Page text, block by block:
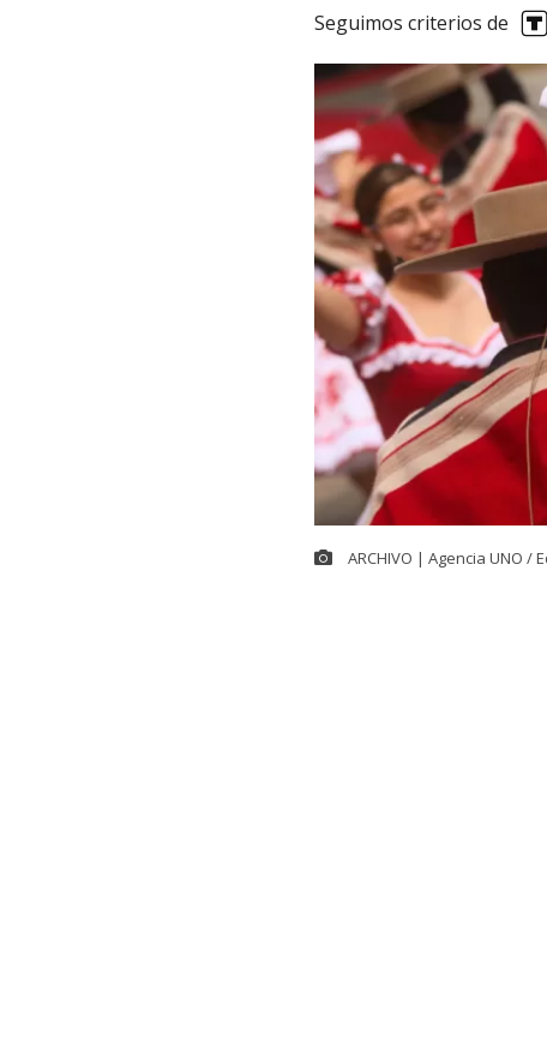
Seguimos criterios de
ARCHIVO | Agencia UNO /